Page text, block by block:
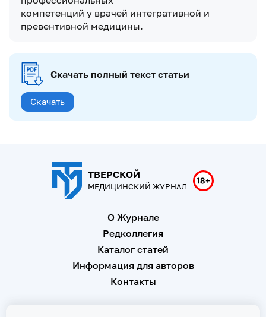
компетенций у врачей интегративной и
превентивной медицины.
Скачать полный текст статьи
Скачать
ТВЕРСКОЙ
МЕДИЦИНСКИЙ ЖУРНАЛ
О Журнале
Редколлегия
Каталог статей
Информация для авторов
Контакты